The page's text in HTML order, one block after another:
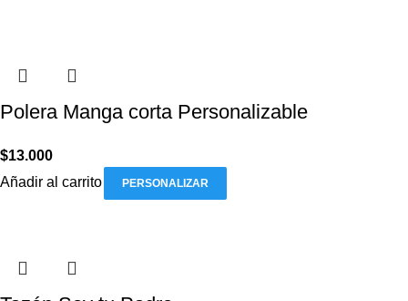
Polera Manga corta Personalizable
$13.000
Añadir al carrito
PERSONALIZAR